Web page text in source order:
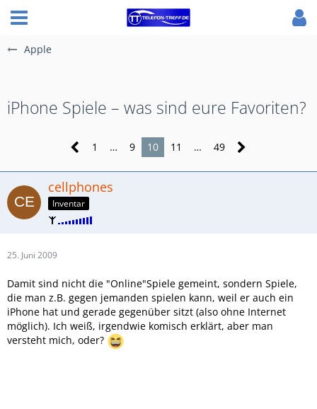
Apple
iPhone Spiele – was sind eure Favoriten?
1 … 9 10 11 … 49
cellphones
Inventar
25. Juni 2009
Damit sind nicht die "Online"Spiele gemeint, sondern Spiele,
die man z.B. gegen jemanden spielen kann, weil er auch ein
iPhone hat und gerade gegenüber sitzt (also ohne Internet
möglich). Ich weiß, irgendwie komisch erklärt, aber man
versteht mich, oder?